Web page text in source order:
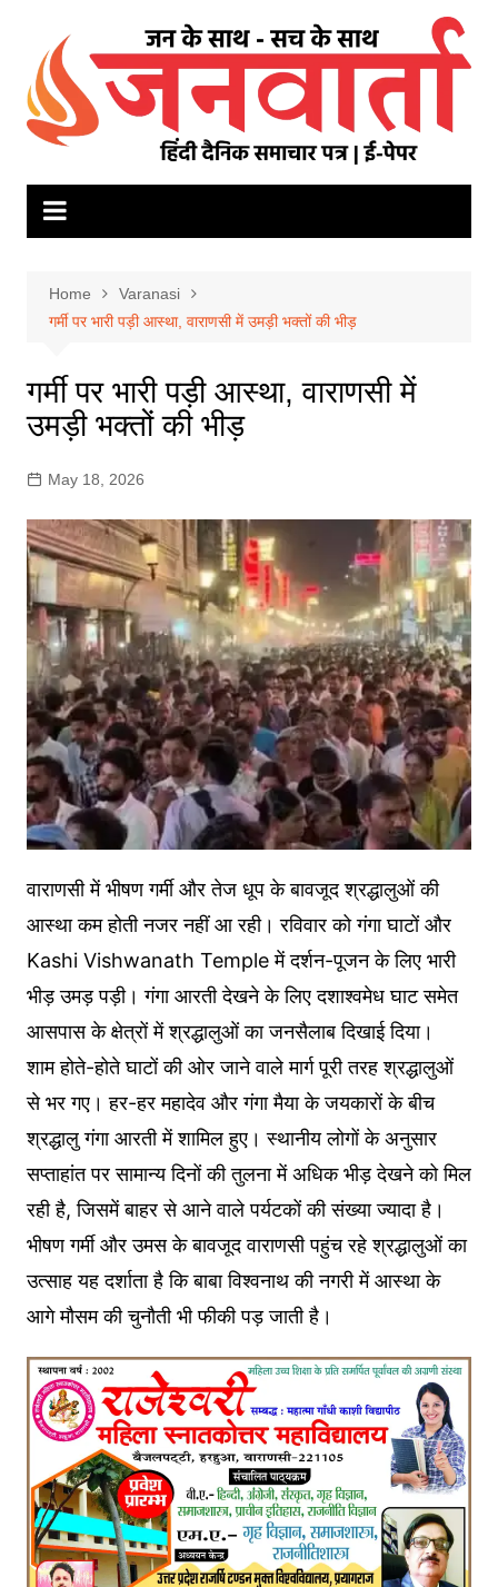
content
Home
Varanasi
गर्मी पर भारी पड़ी आस्था, वाराणसी में उमड़ी भक्तों की भीड़
गर्मी पर भारी पड़ी आस्था, वाराणसी में
उमड़ी भक्तों की भीड़
May 18, 2026
वाराणसी में भीषण गर्मी और तेज धूप के बावजूद श्रद्धालुओं की
आस्था कम होती नजर नहीं आ रही। रविवार को गंगा घाटों और
Kashi Vishwanath Temple में दर्शन-पूजन के लिए भारी
भीड़ उमड़ पड़ी। गंगा आरती देखने के लिए दशाश्वमेध घाट समेत
आसपास के क्षेत्रों में श्रद्धालुओं का जनसैलाब दिखाई दिया।
शाम होते-होते घाटों की ओर जाने वाले मार्ग पूरी तरह श्रद्धालुओं
से भर गए। हर-हर महादेव और गंगा मैया के जयकारों के बीच
श्रद्धालु गंगा आरती में शामिल हुए। स्थानीय लोगों के अनुसार
सप्ताहांत पर सामान्य दिनों की तुलना में अधिक भीड़ देखने को मिल
रही है, जिसमें बाहर से आने वाले पर्यटकों की संख्या ज्यादा है।
भीषण गर्मी और उमस के बावजूद वाराणसी पहुंच रहे श्रद्धालुओं का
उत्साह यह दर्शाता है कि बाबा विश्वनाथ की नगरी में आस्था के
आगे मौसम की चुनौती भी फीकी पड़ जाती है।